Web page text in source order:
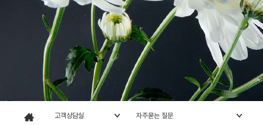
전문장 식장
고객상담실 자주묻는 질문